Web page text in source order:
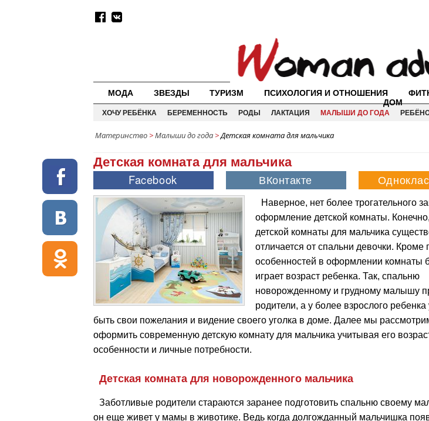
МОДА ЗВЕЗДЫ ТУРИЗМ ПСИХОЛОГИЯ И ОТНОШЕНИЯ
ДОМ
ХОЧУ РЕБЁНКА БЕРЕМЕННОСТЬ РОДЫ ЛАКТАЦИЯ МАЛЫШИ ДО ГОДА
Материнство >Малыши до года >Детская комната для мальчика
Детская комната для мальчика
Наверное, нет более трогательного
оформление детской комнаты.
детской комнаты для мальчика
отличается от спальни девочки. Кроме
особенностей в оформлении комнаты
играет возраст ребенка. Так, спальню
новорожденному и грудному малышу
родители, а у более взрослого ребенка
быть свои пожелания и видение своего уголка в доме. Далее мы
оформить современную детскую комнату для мальчика учитывая его
особенности и личные потребности.
Детская комната для новорожденного мальчика
Заботливые родители стараются заранее подготовить спальню своему
он еще живет у мамы в животике. Ведь когда долгожданный мальчишка